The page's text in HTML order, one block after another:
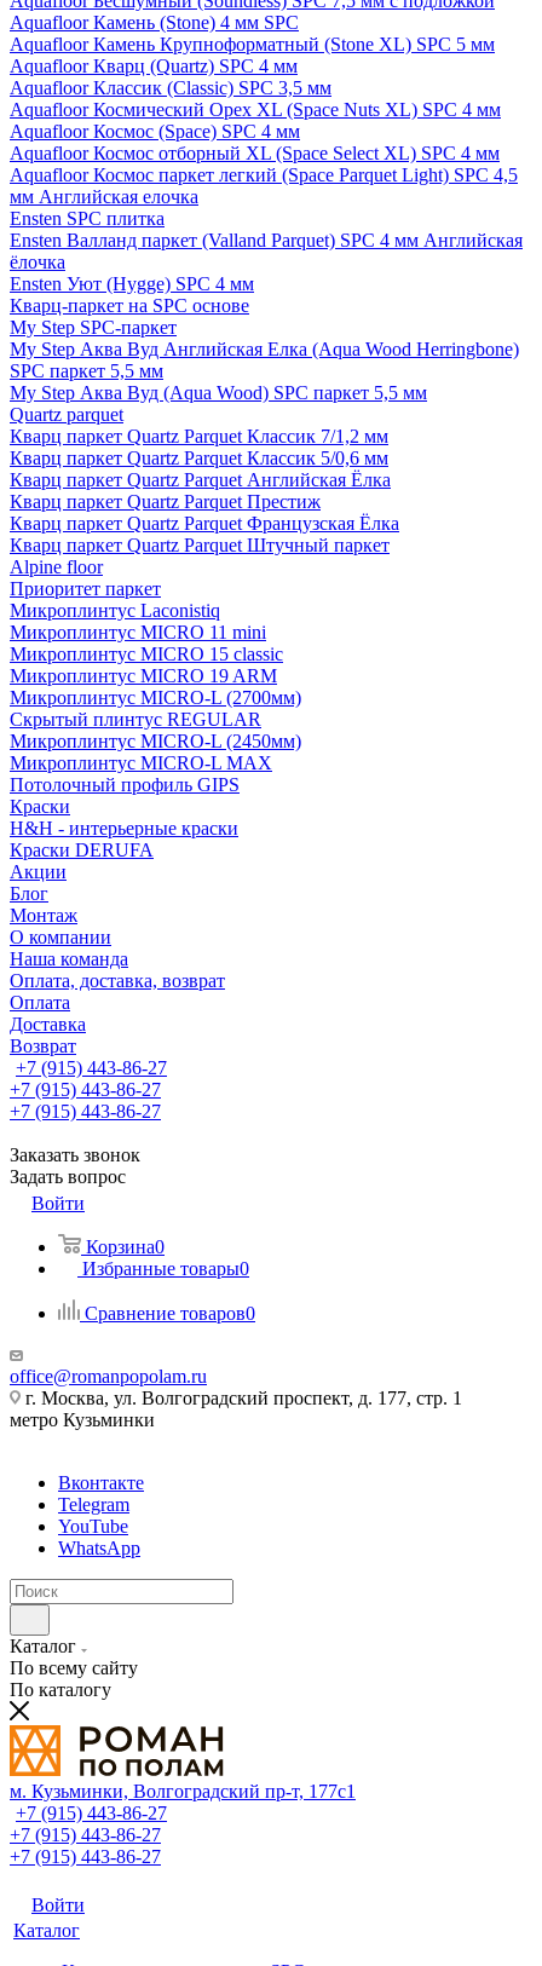
Aquafloor Камень (Stone) 4 мм SPC
Aquafloor Камень Крупноформатный (Stone XL) SPC 5 мм
Aquafloor Кварц (Quartz) SPC 4 мм
Aquafloor Классик (Classic) SPC 3,5 мм
Aquafloor Космический Орех XL (Space Nuts XL) SPC 4 мм
Aquafloor Космос (Space) SPC 4 мм
Aquafloor Космос отборный XL (Space Select XL) SPC 4 мм
Aquafloor Космос паркет легкий (Space Parquet Light) SPC 4,5
мм Английская елочка
Ensten SPC плитка
Ensten Валланд паркет (Valland Parquet) SPC 4 мм Английская
ёлочка
Ensten Уют (Hygge) SPC 4 мм
Кварц-паркет на SPC основе
My Step SPC-паркет
My Step Аква Вуд Английская Елка (Aqua Wood Herringbone)
SPC паркет 5,5 мм
My Step Аква Вуд (Aqua Wood) SPC паркет 5,5 мм
Quartz parquet
Кварц паркет Quartz Parquet Классик 7/1,2 мм
Кварц паркет Quartz Parquet Классик 5/0,6 мм
Кварц паркет Quartz Parquet Английская Ёлка
Кварц паркет Quartz Parquet Престиж
Кварц паркет Quartz Parquet Французская Ёлка
Кварц паркет Quartz Parquet Штучный паркет
Alpine floor
Приоритет паркет
Микроплинтус Laconistiq
Микроплинтус MICRO 11 mini
Микроплинтус MICRO 15 classic
Микроплинтус MICRO 19 ARM
Микроплинтус MICRO-L (2700мм)
Скрытый плинтус REGULAR
Микроплинтус MICRO-L (2450мм)
Микроплинтус MICRO-L MAX
Потолочный профиль GIPS
Краски
H&H - интерьерные краски
Краски DERUFA
Акции
Блог
Монтаж
О компании
Наша команда
Оплата, доставка, возврат
Оплата
Доставка
Возврат
+7 (915) 443-86-27
+7 (915) 443-86-27
+7 (915) 443-86-27
Заказать звонок
Задать вопрос
Войти
Корзина0
Избранные товары0
Сравнение товаров0
office@romanpopolam.ru
г. Москва, ул. Волгоградский проспект, д. 177, стр. 1
метро Кузьминки
Вконтакте
Telegram
YouTube
WhatsApp
Каталог
По всему сайту
По каталогу
м. Кузьминки, Волгоградский пр‑т, 177с1
+7 (915) 443-86-27
+7 (915) 443-86-27
+7 (915) 443-86-27
Войти
Каталог